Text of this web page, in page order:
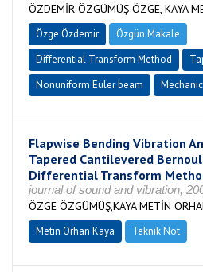
ÖZDEMİR ÖZGÜMÜŞ ÖZGE, KAYA
Özge Özdemir
Özgün Makale
Differential Transform Method
Nonuniform Euler beam
Flapwise Bending Vibration
Tapered Cantilevered
Differential Transform
journal of sound and vibration,
ÖZGE ÖZGÜMÜŞ,KAYA METİN
Metin Orhan Kaya Teknik Not